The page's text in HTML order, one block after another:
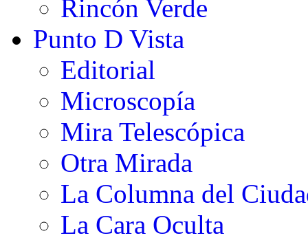
Rincón Verde
Punto D Vista
Editorial
Microscopía
Mira Telescópica
Otra Mirada
La Columna del
La Cara Oculta